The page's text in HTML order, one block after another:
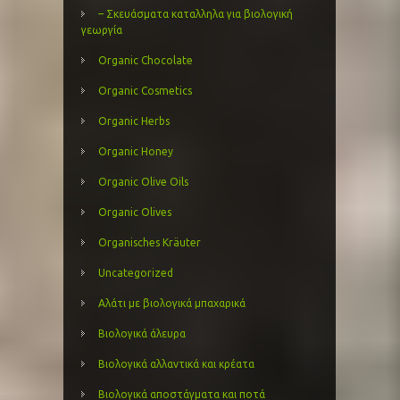
– Σκευάσματα καταλληλα για βιολογική
γεωργία
Organic Chocolate
Organic Cosmetics
Organic Herbs
Organic Honey
Organic Olive Oils
Organic Olives
Organisches Kräuter
Uncategorized
Αλάτι με βιολογικά μπαχαρικά
Βιολογικά άλευρα
Βιολογικά αλλαντικά και κρέατα
Βιολογικά αποστάγματα και ποτά